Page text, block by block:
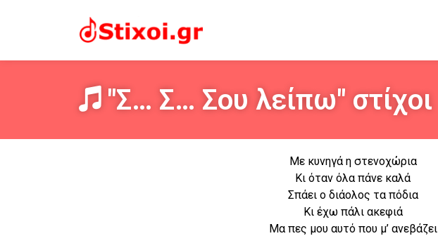
"Σ… Σ… Σου λείπω" στίχοι
Με κυνηγά η στενοχώρια
Κι όταν όλα πάνε καλά
Σπάει ο διάολος τα πόδια
Κι έχω πάλι ακεφιά
Μα πες μου αυτό που μ’ ανεβάζει